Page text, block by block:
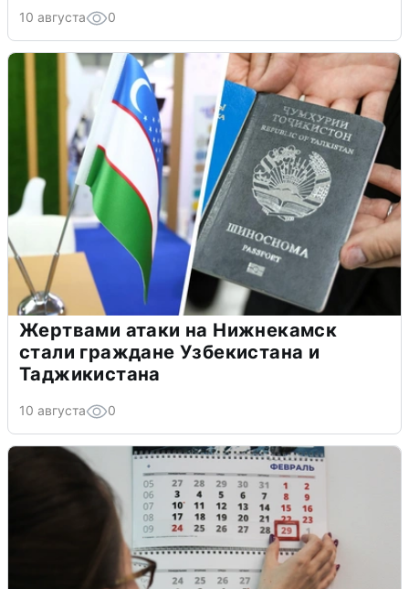
10 августа 0
Жертвами атаки на Нижнекамск
стали граждане Узбекистана и
Таджикистана
10 августа 0